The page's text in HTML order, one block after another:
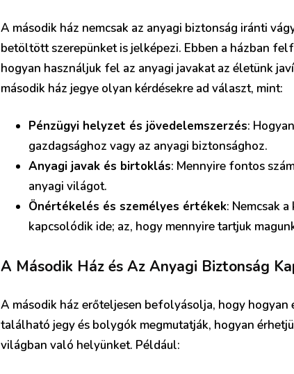
A második ház nemcsak az anyagi biztonság iránti
betöltött szerepünket is jelképezi. Ebben a házban
hogyan használjuk fel az anyagi javakat az életünk
második ház jegye olyan kérdésekre ad választ, mint:
Pénzügyi helyzet és jövedelemszerzés:
gazdagsághoz vagy az anyagi biztonsághoz.
Anyagi javak és birtoklás: Mennyire fontos
anyagi világot.
Önértékelés és személyes értékek: Nemcsak
kapcsolódik ide; az, hogy mennyire tartjuk
A Második Ház és Az Anyagi Biztonság
A második ház erőteljesen befolyásolja, hogy
található jegy és bolygók megmutatják, hogyan
világban való helyünket. Például: